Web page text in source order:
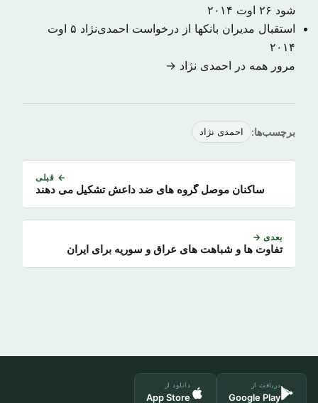
شود ۲۶ اوت ۲۰۱۴
استقبال مدیران بانکها از درخواست احمدی‌نژاد
۵ اوت
۲۰۱۴
مرور همه در احمدی نژاد →
برچسب‌ها: احمدی نژاد
← قبلی
ساکنان موصل گروه های ضد داعش تشکیل می دهند
بعدی →
تفاوت ها و شباهت های عراق و سوریه برای ایران
دریافت از
Google Play
دانلود از
App Store